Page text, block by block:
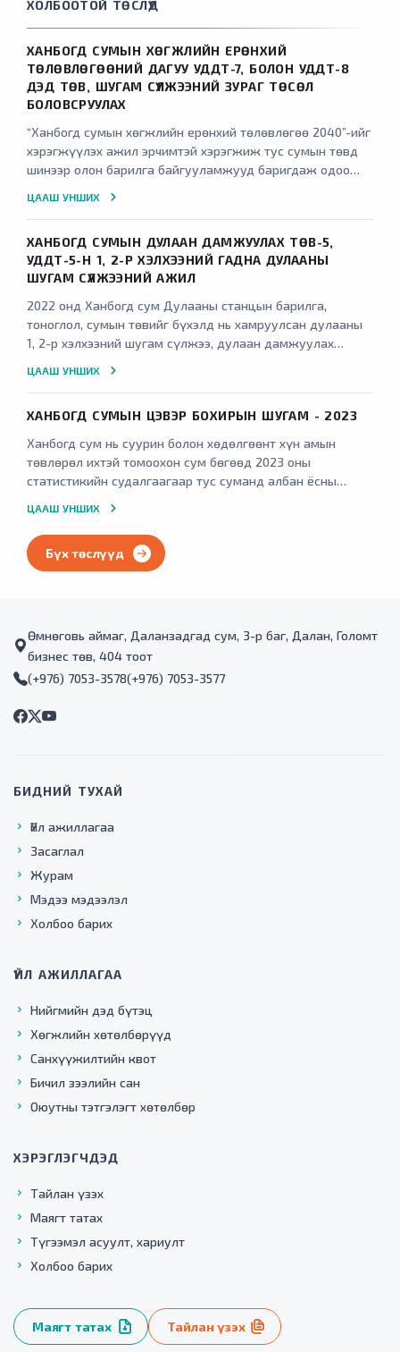
ХОЛБООТОЙ ТӨСЛҮҮД
ХАНБОГД СУМЫН ХӨГЖЛИЙН ЕРӨНХИЙ
ТӨЛӨВЛӨГӨӨНИЙ ДАГУУ УДДТ-7, БОЛОН УДДТ-8
ДЭД ТӨВ, ШУГАМ СҮЛЖЭЭНИЙ ЗУРАГ ТӨСӨЛ
БОЛОВСРУУЛАХ
“Ханбогд сумын хөгжлийн ерөнхий төлөвлөгөө 2040”-ийг
хэрэгжүүлэх ажил эрчимтэй хэрэгжиж тус сумын төвд
шинээр олон барилга байгууламжууд баригдаж одоо
гадна шинээр баригдаж буй ус, дулаан дамжуулах
байна. Тиймээс цаашид баригдаж буй орон сууц,
сургууль цэцэрлэг, төлөвлөгдөж буй барилга
байгууламжийг шаардлагатай дулаанаар хангахын тулд
шинээр хоёр ус дулаан дамжуулах төв бий болгох
ажлыг эхлүүлэх шаардлагатай байгаа.
ЦААШ УНШИХ
ХАНБОГД СУМЫН ДУЛААН ДАМЖУУЛАХ ТӨВ-5,
УДДТ-5-Н 1, 2-Р ХЭЛХЭЭНИЙ ГАДНА ДУЛААНЫ
ШУГАМ СҮЛЖЭЭНИЙ АЖИЛ
2022 онд Ханбогд сум Дулааны станцын барилга,
тоноглол, сумын төвийг бүхэлд нь хамруулсан дулааны
1, 2-р хэлхээний шугам сүлжээ, дулаан дамжуулах
Барилга хөгжлийн төвөөр батлуулсан. Одоогоор тус
хүлээлгэн өгөх шатанд байгаа хэдий ч ус, дулаан
дамжуулах төвүүд болон гадна шугам сүлжээний
ажлууд эхлээгүй хэвээр байгаа тул дээрх ажлуудыг үе
шаттай эхлүүлэх шаардлагатай байсан. Мөн сумын
одоогийн уурын зуух нь сумын төвд шаардлагатай
дулааны хэрэглээг хангаж чадахгүй болсон.
ЦААШ УНШИХ
ХАНБОГД СУМЫН ЦЭВЭР БОХИРЫН ШУГАМ - 2023
Ханбогд сум нь суурин болон хөдөлгөөнт хүн амын
төвлөрөл ихтэй томоохон сум бөгөөд 2023 оны
статистикийн судалгаагаар тус суманд албан ёсны
томоохон суурин болон хөгжиж байгаа сумын хувьд
иргэдийн эрүүл, аюулгүй орчинд тав тухтай амьдарч,
ажиллах орчин, нөхцөлийг бүрдүүлэхэд нэн тэргүүнд
сумын төвийн инженерийн шугам сүлжээг өргөтгөж гэр
ЦААШ УНШИХ
Бүх төслүүд
Өмнөговь аймаг, Даланзадгад сум, 3-р баг, Далан, Голомт
бизнес төв, 404 тоот
(+976) 7053-3578(+976) 7053-3577
БИДНИЙ ТУХАЙ
Үйл ажиллагаа
Засаглал
Журам
Мэдээ мэдээлэл
Холбоо барих
ҮЙЛ АЖИЛЛАГАА
Нийгмийн дэд бүтэц
Хөгжлийн хөтөлбөрүүд
Санхүүжилтийн квот
Бичил зээлийн сан
Оюутны тэтгэлэгт хөтөлбөр
ХЭРЭГЛЭГЧДЭД
Тайлан үзэх
Маягт татах
Түгээмэл асуулт, хариулт
Холбоо барих
Маягт татах Тайлан үзэх